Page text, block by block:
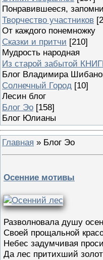
Понравившееся,
Творчество участников
От каждого понемножку
Сказки и притчи [210]
Мудрость народная
Из старой забытой
Блог Владимира
Солнечный Город [10]
Лесин блог
Блог Эо [158]
Блог Юлианы
Главная » Блог Эо
Осенние мотивы
Разволновала душу
Своей прощальной
Небес задумчивая
Да лес притихший